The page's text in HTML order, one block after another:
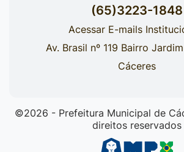
(65)3223-1848
Acessar E-mails
Av. Brasil nº 119 Bairro
Cáceres
©2026 - Prefeitura Municipal de
direitos reservados